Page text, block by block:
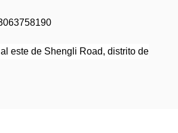
este de Shengli Road, distrito de